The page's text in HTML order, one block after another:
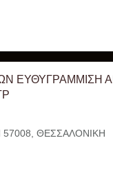
ΕΥΘΥΓΡΑΜΜΙΣΗ
ΘΕΣΣΑΛΟΝΙΚΗ